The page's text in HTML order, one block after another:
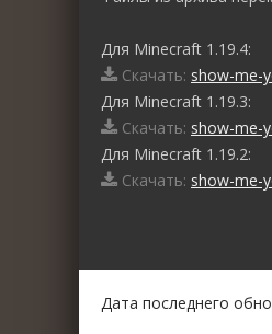
Для Minecraft 1.19.4:
Скачать: show-me-
Для Minecraft 1.19.3:
Скачать: show-me-
Для Minecraft 1.19.2:
Скачать: show-me-
Дата последнего